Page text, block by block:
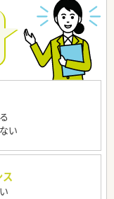
い